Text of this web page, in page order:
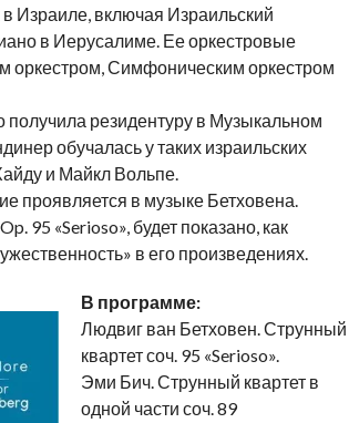
Израиле, включая Израильский
в Иерусалиме. Ее оркестровые
оркестром, Симфоническим оркестром
резидентуру в Музыкальном
обучалась у таких израильских
и Майкл Вольпе.
проявляется в музыке Бетховена.
95 «Serioso», будет показано, как
в его произведениях.
В программе:
Людвиг ван Бетховен. Струнный
квартет соч. 95 «Serioso».
Эми Бич. Струнный квартет в
одной части соч. 89